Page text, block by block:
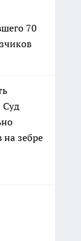
70
Суд
на зебре